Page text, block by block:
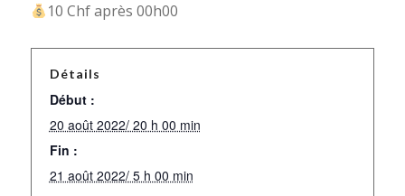
10 Chf après 00h00
Détails
Début :
20 août 2022/ 20 h 00 min
Fin :
21 août 2022/ 5 h 00 min